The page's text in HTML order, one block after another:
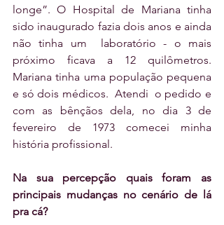
longe”. O Hospital de Mariana tinha
sido inaugurado fazia dois anos e ainda
não tinha um  laboratório - o mais
próximo ficava a 12 quilômetros.
Mariana tinha uma população pequena
e só dois médicos.  Atendi  o pedido e
com as bênçãos dela, no dia 3 de
fevereiro de 1973 comecei minha
história profissional.
Na sua percepção quais foram as
principais mudanças no cenário de lá
pra cá?